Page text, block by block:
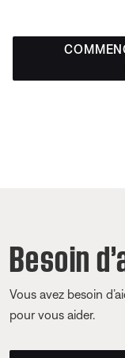
Besoin
Vous avez besoin
pour vous aider.